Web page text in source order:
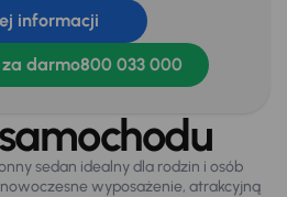
informacji
darmo800 033 000
sedan idealny dla rodzin i osób
wyposażenie, atrakcyjną